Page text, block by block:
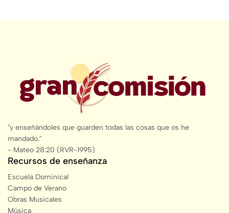
"y enseñándoles que guarden todas las cosas que os he
mandado."
- Mateo 28:20 (RVR-1995)
Recursos de enseñanza
Escuela Dominical
Campo de Verano
Obras Musicales
Música